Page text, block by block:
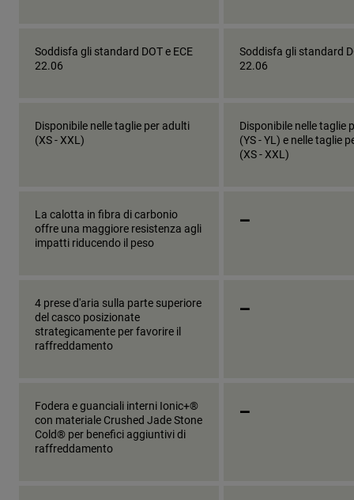
Soddisfa gli standard DOT e ECE
22.06
Soddisfa gli standard
22.06
Disponibile nelle taglie per adulti
(XS - XXL)
Disponibile nelle taglie
(YS - YL) e nelle taglie
(XS - XXL)
La calotta in fibra di carbonio
offre una maggiore resistenza agli
impatti riducendo il peso
_
4 prese d'aria sulla parte superiore
del casco posizionate
strategicamente per favorire il
raffreddamento
_
Fodera e guanciali interni Ionic+®
con materiale Crushed Jade Stone
Cold® per benefici aggiuntivi di
raffreddamento
_